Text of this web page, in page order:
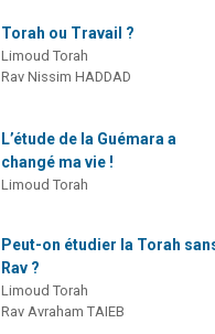
Torah ou Travail ?
Limoud Torah
Rav Nissim HADDAD
L’étude de la Guémara a
changé ma vie !
Limoud Torah
Peut-on étudier la Torah
Rav ?
Limoud Torah
Rav Avraham TAIEB